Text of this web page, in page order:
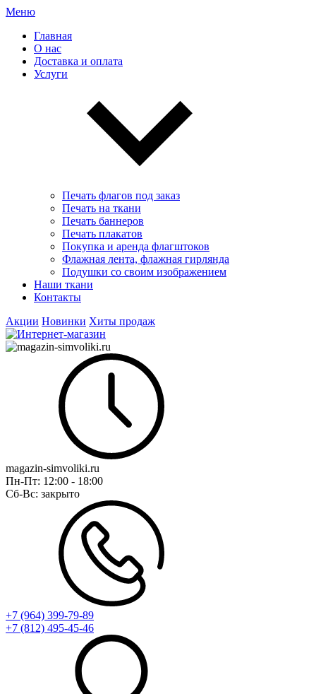
Меню
Главная
О нас
Доставка и оплата
Услуги
Печать флагов под заказ
Печать на ткани
Печать баннеров
Печать плакатов
Покупка и аренда флагштоков
Флажная лента, флажная гирлянда
Подушки со своим изображением
Наши ткани
Контакты
Акции Новинки Хиты продаж
magazin-simvoliki.ru
Пн-Пт: 12:00 - 18:00
Сб-Вс: закрыто
+7 (964) 399-79-89
+7 (812) 495-45-46